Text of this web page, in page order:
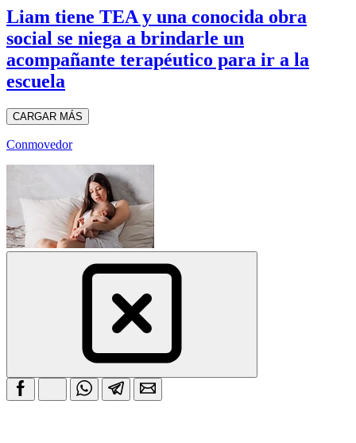
Liam tiene TEA y una conocida obra
social se niega a brindarle un
acompañante terapéutico para ir a la
escuela
CARGAR MÁS
Conmovedor